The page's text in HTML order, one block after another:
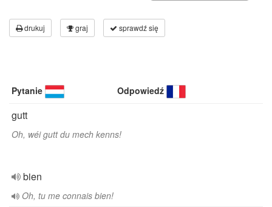
drukuj graj sprawdź się
Pytanie Odpowiedź
gutt
Oh, wéi gutt du mech kenns!
bien
Oh, tu me connais bien!